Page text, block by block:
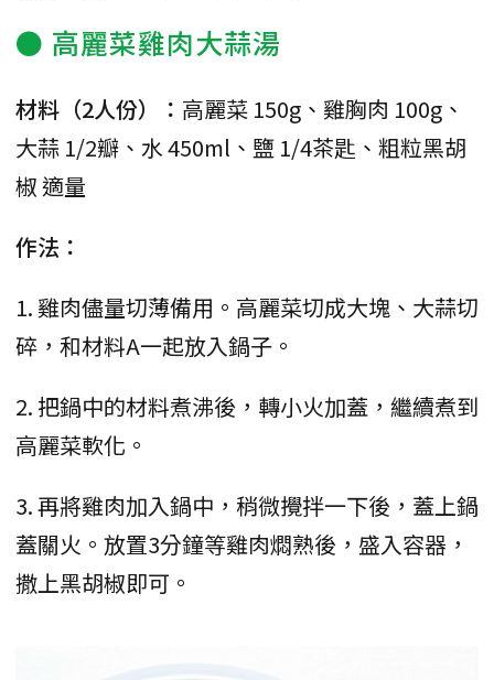
● 高麗菜雞肉大蒜湯
材料（2人份）： 高麗菜 150g、雞胸肉 100g、
大蒜 1/2瓣、水 450ml、鹽 1/4茶匙、粗粒黑胡
椒 適量
作法：
1. 雞肉儘量切薄備用。高麗菜切成大塊、大蒜切
碎，和材料A一起放入鍋子。
2. 把鍋中的材料煮沸後，轉小火加蓋，繼續煮到
高麗菜軟化。
3. 再將雞肉加入鍋中，稍微攪拌一下後，蓋上鍋
蓋關火。放置3分鐘等雞肉燜熟後，盛入容器，
撒上黑胡椒即可。